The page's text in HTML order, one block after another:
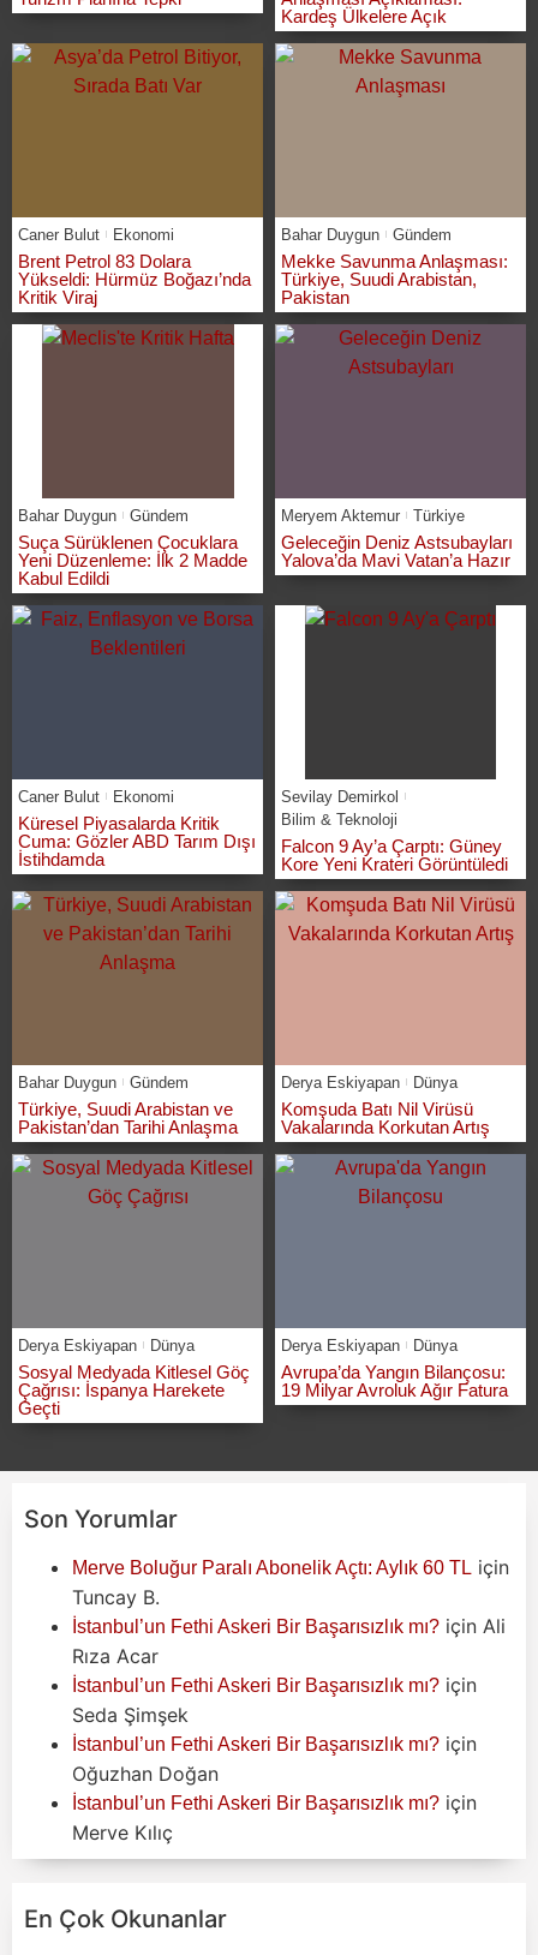
Kardeş Ülkelere Açık
Caner Bulut Ekonomi
Brent Petrol 83 Dolara
Yükseldi: Hürmüz Boğazı’nda
Kritik Viraj
Bahar Duygun Gündem
Mekke Savunma Anlaşması:
Türkiye, Suudi Arabistan,
Pakistan
Bahar Duygun Gündem
Suça Sürüklenen Çocuklara
Yeni Düzenleme: İlk 2 Madde
Kabul Edildi
Meryem Aktemur Türkiye
Geleceğin Deniz Astsubayları
Yalova’da Mavi Vatan’a Hazır
Caner Bulut Ekonomi
Küresel Piyasalarda Kritik
Cuma: Gözler ABD Tarım Dışı
İstihdamda
Sevilay Demirkol
Bilim & Teknoloji
Falcon 9 Ay’a Çarptı: Güney
Kore Yeni Krateri Görüntüledi
Bahar Duygun Gündem
Türkiye, Suudi Arabistan ve
Pakistan’dan Tarihi Anlaşma
Derya Eskiyapan Dünya
Komşuda Batı Nil Virüsü
Vakalarında Korkutan Artış
Derya Eskiyapan Dünya
Sosyal Medyada Kitlesel Göç
Çağrısı: İspanya Harekete
Geçti
Derya Eskiyapan Dünya
Avrupa’da Yangın Bilançosu:
19 Milyar Avroluk Ağır Fatura
Son Yorumlar
Merve Boluğur Paralı Abonelik Açtı: Aylık 60 TL için
Tuncay B.
İstanbul’un Fethi Askeri Bir Başarısızlık mı? için Ali
Rıza Acar
İstanbul’un Fethi Askeri Bir Başarısızlık mı? için
Seda Şimşek
İstanbul’un Fethi Askeri Bir Başarısızlık mı? için
Oğuzhan Doğan
İstanbul’un Fethi Askeri Bir Başarısızlık mı? için
Merve Kılıç
En Çok Okunanlar